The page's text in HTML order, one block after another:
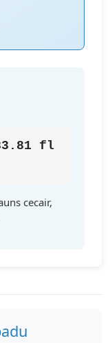
fl
cecair,